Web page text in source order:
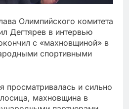
Олимпийского комитета
Дегтярев в интервью
с «махновщиной» в
спортивными
просматривалась и сильно
махновщина в